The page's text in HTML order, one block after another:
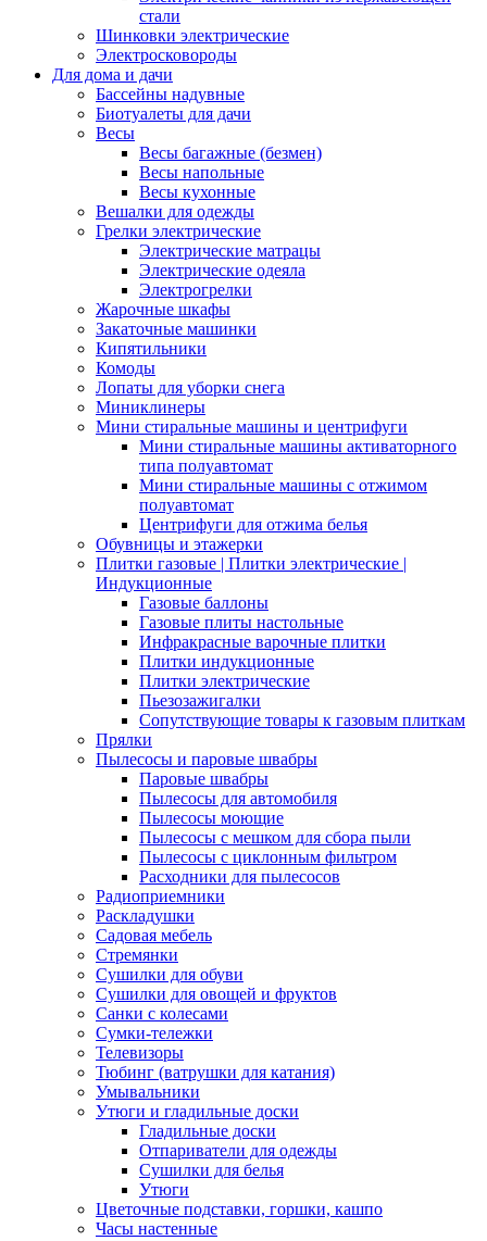
стали
Шинковки электрические
Электросковороды
Для дома и дачи
Бассейны надувные
Биотуалеты для дачи
Весы
Весы багажные (безмен)
Весы напольные
Весы кухонные
Вешалки для одежды
Грелки электрические
Электрические матрацы
Электрические одеяла
Электрогрелки
Жарочные шкафы
Закаточные машинки
Кипятильники
Комоды
Лопаты для уборки снега
Миниклинеры
Мини стиральные машины и центрифуги
Мини стиральные машины активаторного
типа полуавтомат
Мини стиральные машины с отжимом
полуавтомат
Центрифуги для отжима белья
Обувницы и этажерки
Плитки газовые | Плитки электрические |
Индукционные
Газовые баллоны
Газовые плиты настольные
Инфракрасные варочные плитки
Плитки индукционные
Плитки электрические
Пьезозажигалки
Сопутствующие товары к газовым плиткам
Прялки
Пылесосы и паровые швабры
Паровые швабры
Пылесосы для автомобиля
Пылесосы моющие
Пылесосы с мешком для сбора пыли
Пылесосы с циклонным фильтром
Расходники для пылесосов
Радиоприемники
Раскладушки
Садовая мебель
Стремянки
Сушилки для обуви
Сушилки для овощей и фруктов
Санки с колесами
Сумки-тележки
Телевизоры
Тюбинг (ватрушки для катания)
Умывальники
Утюги и гладильные доски
Гладильные доски
Отпариватели для одежды
Сушилки для белья
Утюги
Цветочные подставки, горшки, кашпо
Часы настенные